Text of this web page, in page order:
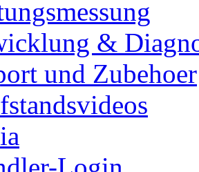
&
und Zubehoer